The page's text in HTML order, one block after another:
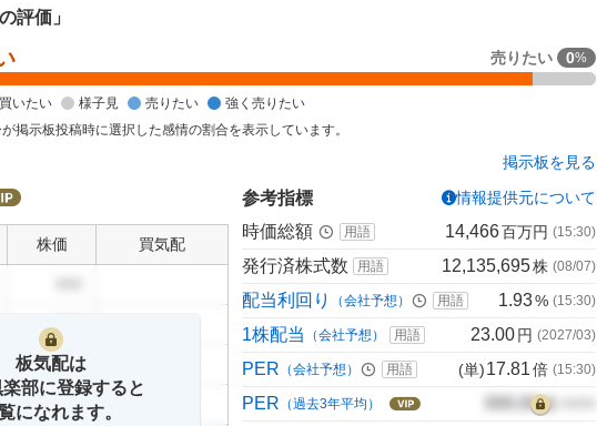
評価」
売りたい 0%
買いたい 様子見 売りたい
強く売りたい
掲示板投稿時に選択した感情の割合を表示しています。
掲示板を見る
株価 買気配
999
999
板気配は
部に登録すると
になれます。
参考指標 情報提供元について
時価総額 用語 14,466百万円 (15:30)
発行済株式数 用語 12,135,695株 (08/07)
配当利回り （会社予想） 用語 1.93% (15:30)
1株配当 （会社予想） 用語 23.00円 (2027/03)
PER （会社予想） 用語 (単)17.81倍 (15:30)
PER （過去3年平均） 000.00倍